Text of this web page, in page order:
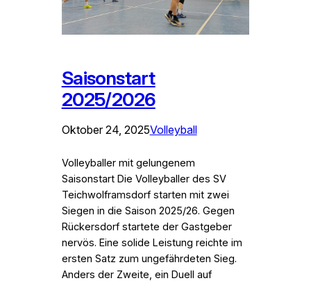
Saisonstart
2025/2026
Oktober 24, 2025Volleyball
Volleyballer mit gelungenem
Saisonstart Die Volleyballer des SV
Teichwolframsdorf starten mit zwei
Siegen in die Saison 2025/26. Gegen
Rückersdorf startete der Gastgeber
nervös. Eine solide Leistung reichte im
ersten Satz zum ungefährdeten Sieg.
Anders der Zweite, ein Duell auf